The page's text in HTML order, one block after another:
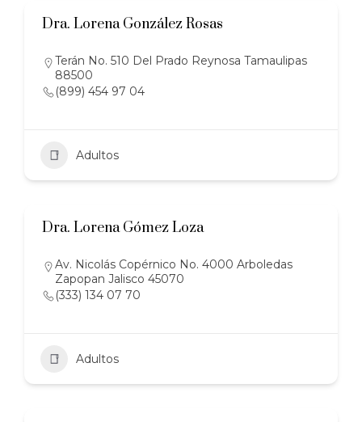
Dra. Lorena González Rosas
Terán No. 510 Del Prado Reynosa Tamaulipas
88500
(899) 454 97 04
Adultos
Dra. Lorena Gómez Loza
Av. Nicolás Copérnico No. 4000 Arboledas
Zapopan Jalisco 45070
(333) 134 07 70
Adultos